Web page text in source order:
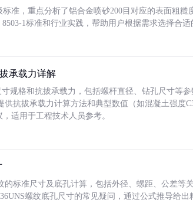
准，重点分析了铝合金喷砂200目对应的表面粗糙
1标准和行业实践，帮助用户根据需求选择合适
承载力详解
规格和抗拔承载力，包括螺杆直径、钻孔尺寸等
供抗拔承载力计算方法和典型数值（如混凝土强度
适用于工程技术人员参考。
的标准尺寸及底孔计算，包括外径、螺距、公差等
36UNS螺纹底孔尺寸的常见疑问，通过公式推导给